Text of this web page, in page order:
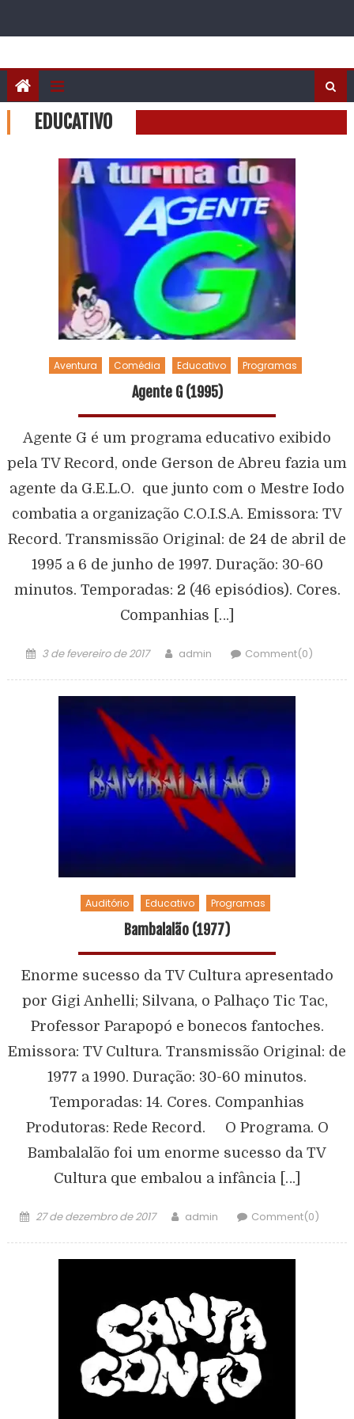
EDUCATIVO
Aventura Comédia Educativo Programas
Agente G (1995)
Agente G é um programa educativo exibido
pela TV Record, onde Gerson de Abreu fazia um
agente da G.E.L.O. que junto com o Mestre Iodo
combatia a organização C.O.I.S.A. Emissora: TV
Record. Transmissão Original: de 24 de abril de
1995 a 6 de junho de 1997. Duração: 30-60
minutos. Temporadas: 2 (46 episódios). Cores.
Companhias […]
3 de fevereiro de 2017 admin Comment(0)
Auditório Educativo Programas
Bambalalão (1977)
Enorme sucesso da TV Cultura apresentado
por Gigi Anhelli; Silvana, o Palhaço Tic Tac,
Professor Parapopó e bonecos fantoches.
Emissora: TV Cultura. Transmissão Original: de
1977 a 1990. Duração: 30-60 minutos.
Temporadas: 14. Cores. Companhias
Produtoras: Rede Record. O Programa. O
Bambalalão foi um enorme sucesso da TV
Cultura que embalou a infância […]
27 de dezembro de 2017 admin Comment(0)